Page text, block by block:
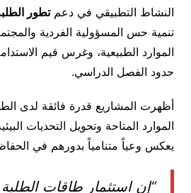
النشاط التطبيقي في دعمتطور
تنمية حس المسؤولية الفردية
الموارد الطبيعية، وغرس قيم
حدود الفصل الدراسي.
أظهرت المشاريع قدرة فائقة لدى
الموارد المتاحة وتحويل التحديات
يعكس وعياً متنامياً بدورهم في
“إن استثمار طاقات